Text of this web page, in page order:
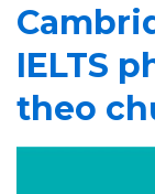
IELTS
theo